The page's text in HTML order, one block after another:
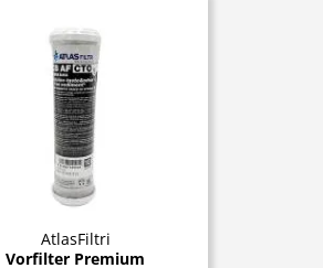
AtlasFiltri
Vorfilter Premium